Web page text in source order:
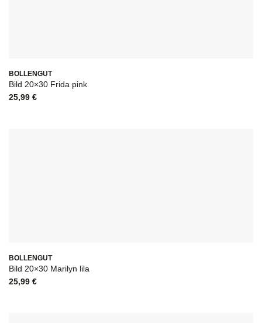
BOLLENGUT
Bild 20×30 Frida pink
25,99 €
BOLLENGUT
Bild 20×30 Marilyn lila
25,99 €